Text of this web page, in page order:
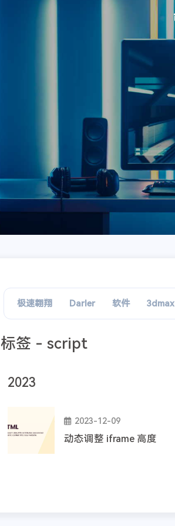
极速翱翔 Darler 软件 3dmax
标签 - script
2023
2023-12-09
动态调整 iframe 高度